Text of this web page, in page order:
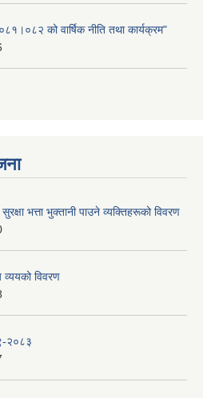
को वार्षिक नीति तथा कार्यक्रम"
भत्ता भुक्तानी पाउने व्यक्तिहरूको विवरण
विवरण
२०८३